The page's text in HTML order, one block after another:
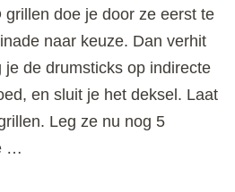
grillen doe je door ze eerst te
naar keuze. Dan verhit
je de drumsticks op indirecte
en sluit je het deksel. Laat
Leg ze nu nog 5
…